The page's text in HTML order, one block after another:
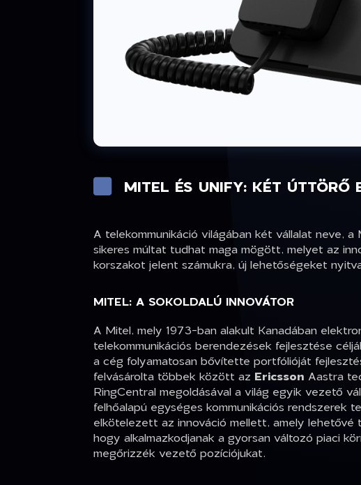
MITEL ÉS UNIFY: KÉT ÚTTÖRŐ
A telekommunikáció világában két vállalat neve,
sikeres múltat tudhat maga mögött, melyet az
korszakot jelent számukra, új lehetőségeket
MITEL: A SOKOLDALÚ INNOVÁTOR
A Mitel, mely 1973-ban alakult Kanadában
telekommunikációs berendezések fejlesztése
a cég folyamatosan bővítette portfólióját
felvásárolta többek között az Ericsson Aastra
RingCentral megoldásával a világ egyik vezető
felhőalapú egységes kommunikációs rendszerek
elkötelezett az innováció mellett, amely lehetővé
hogy alkalmazkodjanak a gyorsan változó piaci
megőrizzék vezető pozíciójukat.